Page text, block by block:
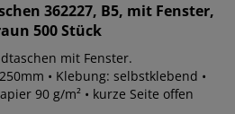
362227, B5, mit Fenster,
500 Stück
mit Fenster.
• Klebung: selbstklebend •
90 g/m² • kurze Seite offen